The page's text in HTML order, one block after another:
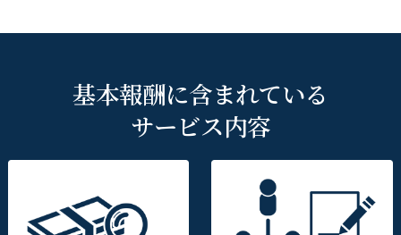
基本報酬に含まれている
サービス内容